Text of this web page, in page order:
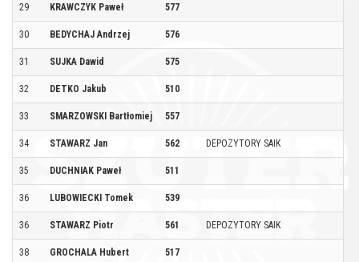
29 KRAWCZYK Paweł 577
30 BEDYCHAJ Andrzej 576
31 SUJKA Dawid 575
32 DETKO Jakub 510
33 SMARZOWSKI Bartłomiej 557
34 STAWARZ Jan 562 DEPOZYTORY SAIK
35 DUCHNIAK Paweł 511
36 LUBOWIECKI Tomek 539
36 STAWARZ Piotr 561 DEPOZYTORY SAIK
38 GROCHALA Hubert 517